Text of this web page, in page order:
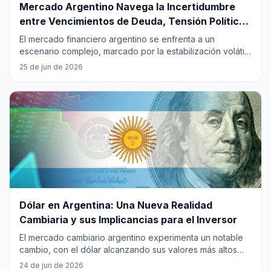
Mercado Argentino Navega la Incertidumbre
entre Vencimientos de Deuda, Tensión Política
y Perspectivas Globales
El mercado financiero argentino se enfrenta a un
escenario complejo, marcado por la estabilización volátil
del dólar, cruciales vencimientos de deuda y una próxima
las tensiones políticas y el aumento de la desigualdad
social añaden incertidumbre. Las decisiones
gubernamentales sobre la deuda y la generación de
confianza serán clave para el rumbo económico del país
en un contexto global volátil....
25 de jun de 2026
Dólar en Argentina: Una Nueva Realidad
Cambiaria y sus Implicancias para el Inversor
El mercado cambiario argentino experimenta un notable
cambio, con el dólar alcanzando sus valores más altos
del año, impulsado por una combinación de factores
24 de jun de 2026